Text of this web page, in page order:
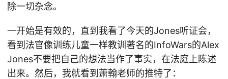
除一切杂念。
一开始是有效的，直到我看了今天的Jones听证会，
看到法官像训练儿童一样教训著名的InfoWars的Alex
Jones不要把自己的想法当作了事实，在法庭上陈述
出来。然后，我就看到萧翰老师的推特了：